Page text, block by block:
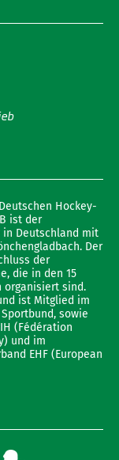
Hockey-
ist der
in Deutschland mit
Der
der
die in den 15
organisiert sind.
ist Mitglied im
sowie
(Fédération
und im
EHF (European